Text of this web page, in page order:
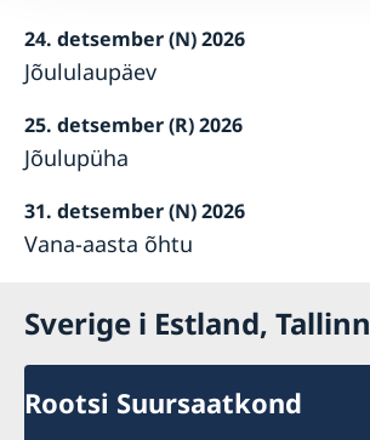
24. detsember (N) 2026
Jõululaupäev
25. detsember (R) 2026
Jõulupüha
31. detsember (N) 2026
Vana-aasta õhtu
Sverige i Estland, Tallinn
Rootsi Suursaatkond